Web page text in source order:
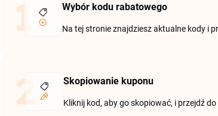
Wybór kodu rabatowego
Na tej stronie znajdziesz aktualne kody i
Skopiowanie kuponu
Kliknij kod, aby go skopiować, i przejdź